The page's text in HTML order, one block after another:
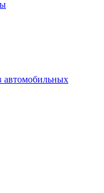
автомобильных